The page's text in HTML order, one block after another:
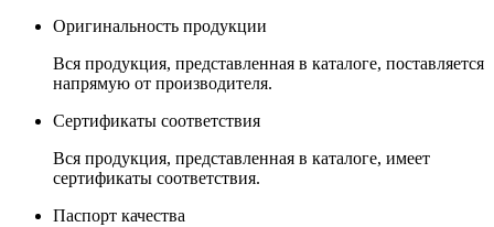
Оригинальность продукции
Вся продукция, представленная в каталоге, поставляется
напрямую от производителя.
Сертификаты соответствия
Вся продукция, представленная в каталоге, имеет
сертификаты соответствия.
Паспорт качества